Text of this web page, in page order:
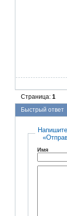
Страница:1
Быстрый ответ
Имя